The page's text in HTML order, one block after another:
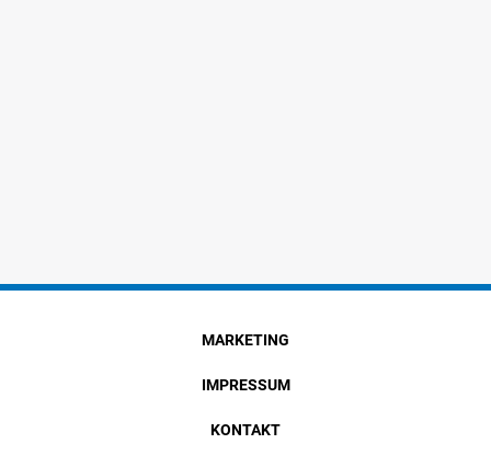
MARKETING
IMPRESSUM
KONTAKT